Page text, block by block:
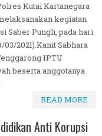
Kutai Kartanegara
kegiatan
Saber Pungli, pada hari
03/2021).Kanit Sabhara
IPTU
beserta anggotanya
READ MORE
Anti Korupsi